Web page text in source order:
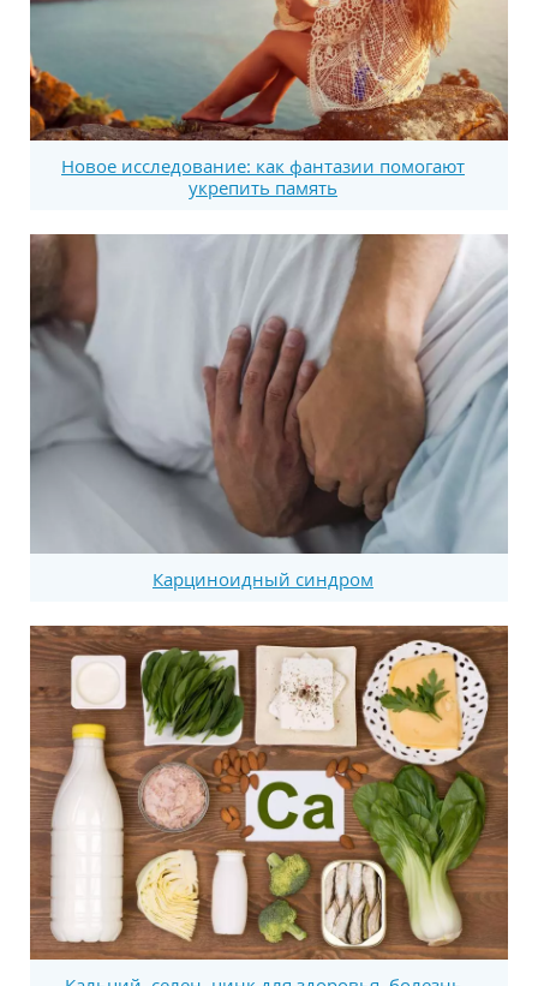
Новое исследование: как фантазии помогают
укрепить память
Карциноидный синдром